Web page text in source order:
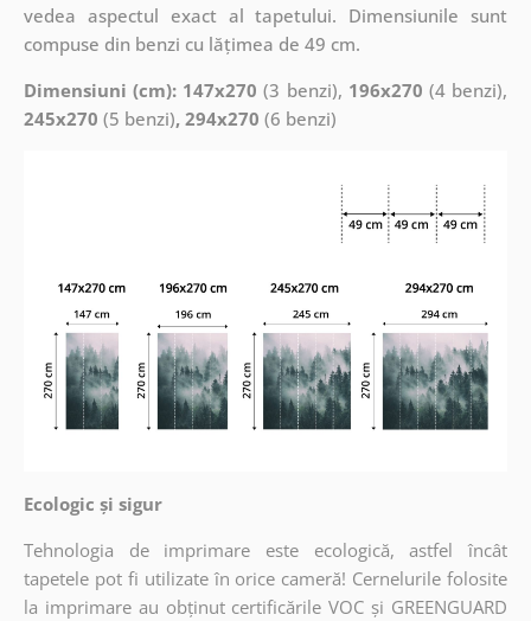
vedea aspectul exact al tapetului. Dimensiunile sunt
compuse din benzi cu lățimea de 49 cm.
Dimensiuni (cm): 147x270 (3 benzi), 196x270 (4 benzi),
245x270 (5 benzi), 294x270 (6 benzi)
Ecologic și sigur
Tehnologia de imprimare este ecologică, astfel încât
tapetele pot fi utilizate în orice cameră! Cernelurile folosite
la imprimare au obținut certificările VOC și GREENGUARD